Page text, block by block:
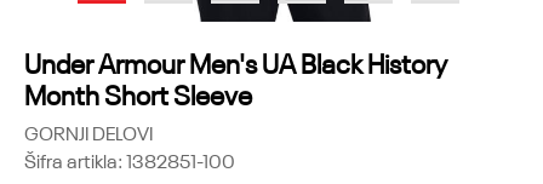
1 2 3 4 5 6
Under Armour Men's UA Black History
Month Short Sleeve
GORNJI DELOVI
Šifra artikla:1382851-100